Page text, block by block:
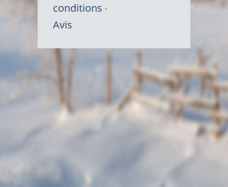
conditions
Avis
Symbole
Canada